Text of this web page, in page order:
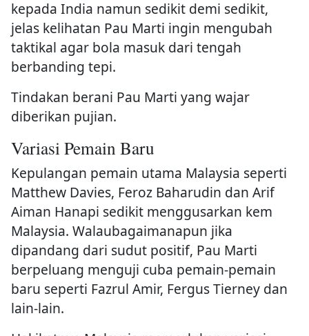
kepada India namun sedikit demi sedikit,
jelas kelihatan Pau Marti ingin mengubah
taktikal agar bola masuk dari tengah
berbanding tepi.
Tindakan berani Pau Marti yang wajar
diberikan pujian.
Variasi Pemain Baru
Kepulangan pemain utama Malaysia seperti
Matthew Davies, Feroz Baharudin dan Arif
Aiman Hanapi sedikit menggusarkan kem
Malaysia. Walaubagaimanapun jika
dipandang dari sudut positif, Pau Marti
berpeluang menguji cuba pemain-pemain
baru seperti Fazrul Amir, Fergus Tierney dan
lain-lain.